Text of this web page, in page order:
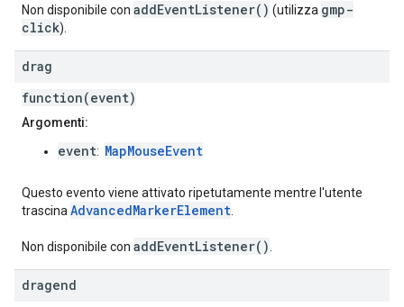
Non disponibile con addEventListener() (utilizza gmp-
click).
drag
function(event)
Argomenti:
event: MapMouseEvent
Questo evento viene attivato ripetutamente mentre l'utente
trascinaAdvancedMarkerElement.
Non disponibile con addEventListener().
dragend